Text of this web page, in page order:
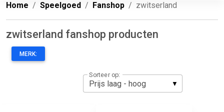
Home
Speelgoed Fanshop zwitserland
zwitserland fanshop producten
MERK:
Sorteer op: